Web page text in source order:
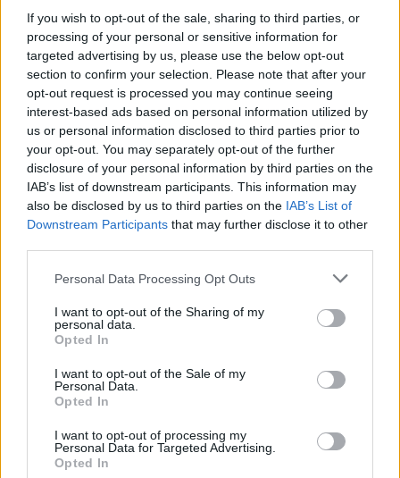
If you wish to opt-out of the sale, sharing to third parties, or
processing of your personal or sensitive information for
targeted advertising by us, please use the below opt-out
section to confirm your selection. Please note that after your
opt-out request is processed you may continue seeing
interest-based ads based on personal information utilized by
us or personal information disclosed to third parties prior to
your opt-out. You may separately opt-out of the further
disclosure of your personal information by third parties on the
IAB’s list of downstream participants. This information may
also be disclosed by us to third parties on the IAB’s List of
Downstream Participants that may further disclose it to other
Personal Data Processing Opt Outs
I want to opt-out of the Sharing of my
personal data.
Opted In
I want to opt-out of the Sale of my
Personal Data.
Opted In
I want to opt-out of processing my
Personal Data for Targeted Advertising.
Opted In
2026. augusztus 06., csütörtök
Elvégezték az első
robotasszisztált urológiai műtétet
Csíkszeredában